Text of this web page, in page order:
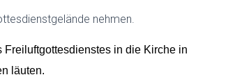
nehmen.
Freiluftgottesdienstes in die Kirche in
läuten.